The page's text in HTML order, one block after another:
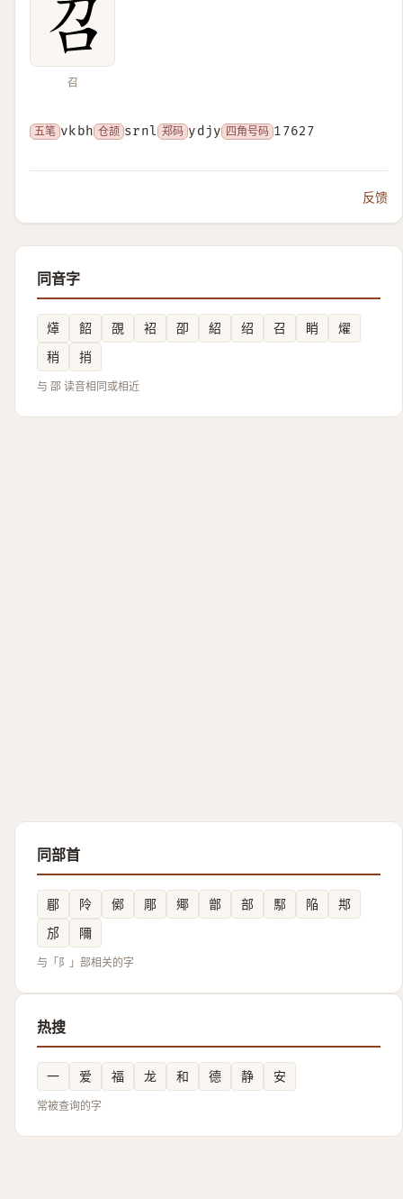
召
五笔 vkbh 仓颉 srnl 郑码 ydjy 四角号码 17627
反馈
同音字
㷹 䬰 䙼 袑 卲 紹 绍 召 睄
燿
稍
捎
与 邵 读音相同或相近
同部首
郿 阾 鄇 郮 鄊 鄫 部 䣕 陥
䢼
邡
隬
与「阝」部相关的字
热搜
一 爱 福 龙 和 德 静 安
常被查询的字